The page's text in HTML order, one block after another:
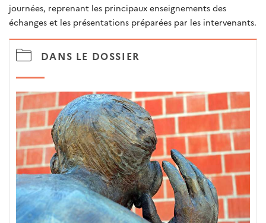
journées, reprenant les principaux enseignements des
échanges et les présentations préparées par les intervenants.
DANS LE DOSSIER